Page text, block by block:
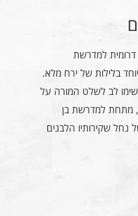
דרומית למדרשת
בלילות של ירח מלא.
מתחיל בחניון אפר על כביש 40 (שימו לב לשלט המורה על
מתחת למדרשת בן
נחל שקירותיו הלבנים